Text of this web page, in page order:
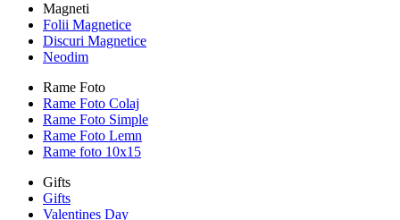
Magneti
Folii Magnetice
Discuri Magnetice
Neodim
Rame Foto
Rame Foto Colaj
Rame Foto Simple
Rame Foto Lemn
Rame foto 10x15
Gifts
Gifts
Valentines Day